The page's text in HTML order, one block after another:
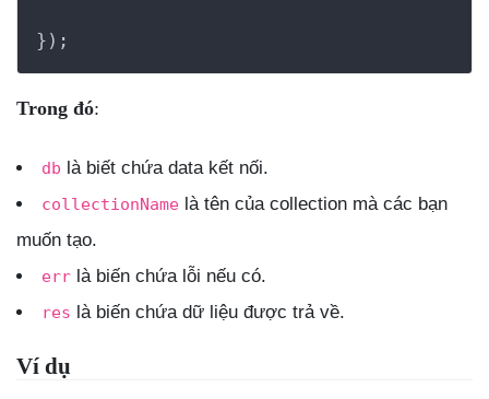
});
Trong đó:
db là biết chứa data kết nối.
collectionNamelà tên của collection mà các bạn
muốn tạo.
errlà biến chứa lỗi nếu có.
res là biến chứa dữ liệu được trả về.
Ví dụ